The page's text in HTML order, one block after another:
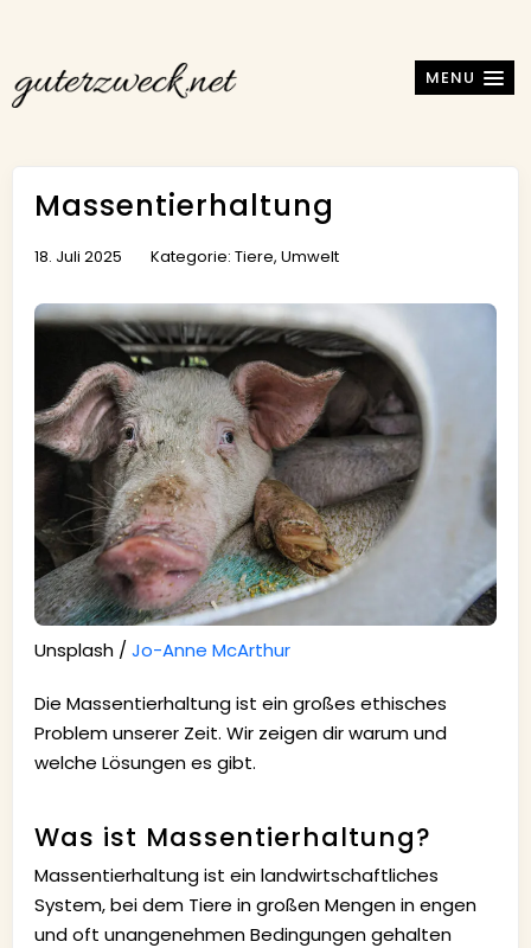
MENU
Massentierhaltung
18. Juli 2025 Kategorie: Tiere, Umwelt
Unsplash /Jo-Anne McArthur
Die Massentierhaltung ist ein großes ethisches
Problem unserer Zeit. Wir zeigen dir warum und
welche Lösungen es gibt.
Was ist Massentierhaltung?
Massentierhaltung ist ein landwirtschaftliches
System, bei dem Tiere in großen Mengen in engen
und oft unangenehmen Bedingungen gehalten